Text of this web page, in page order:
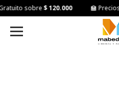
sobre$ 120.000 🏫